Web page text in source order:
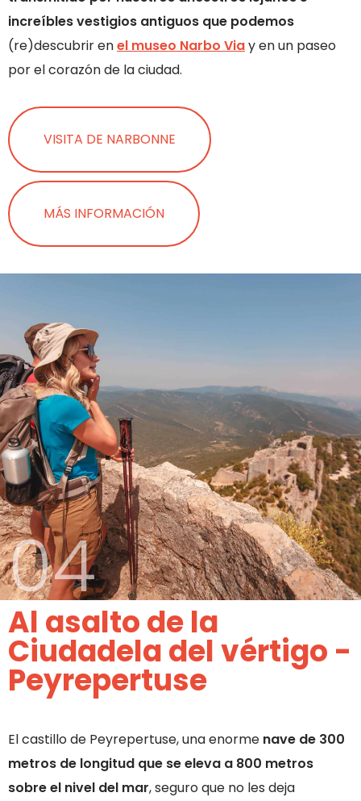
increíbles vestigios antiguos que podemos
(re)descubrir enel museo Narbo Viay en un paseo
por el corazón de la ciudad.
VISITA DE NARBONNE
MÁS INFORMACIÓN
04
Al asalto de la
Ciudadela del vértigo -
Peyrepertuse
El castillo de Peyrepertuse, una enorme nave de 300
metros de longitud que se eleva a 800 metros
sobre el nivel del mar, seguro que no les deja